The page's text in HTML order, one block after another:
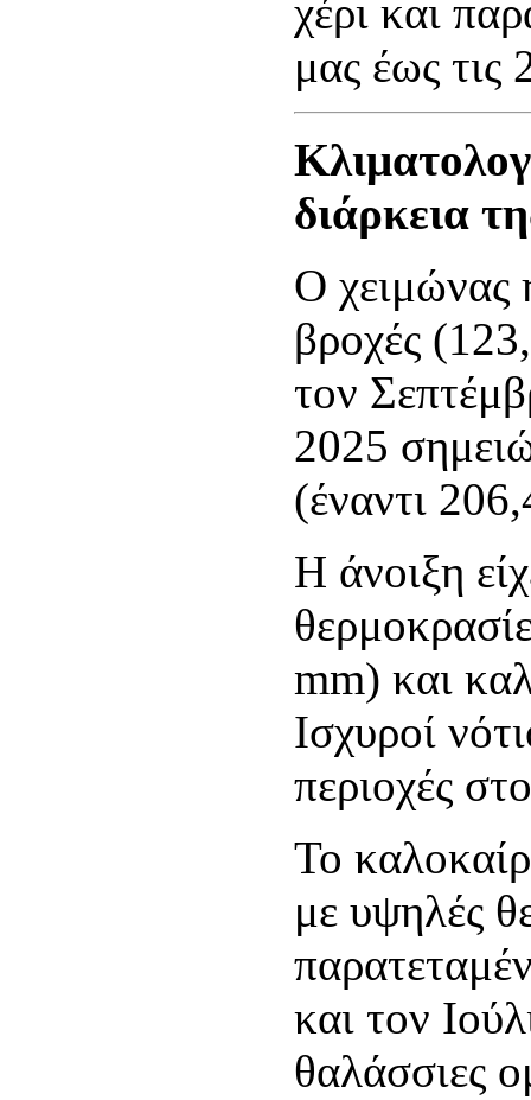
χέρι και
μας έως
διάρκεια
Ο χειμώνας
βροχές
τον
2025
(έναντι
Η άνοιξη
mm) και
Ισχυροί
περιοχές
Το
με υψηλές
και τον
θαλάσσιες